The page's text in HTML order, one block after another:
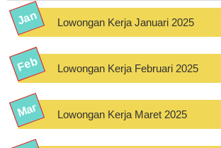
Lowongan Kerja Januari 2025
Lowongan Kerja Februari 2025
Lowongan Kerja Maret 2025